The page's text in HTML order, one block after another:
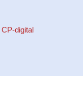
CP-digital